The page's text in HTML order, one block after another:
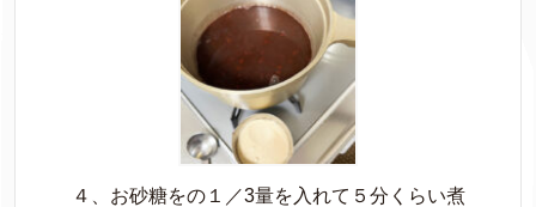
４、お砂糖をの１／3量を入れて５分くらい煮